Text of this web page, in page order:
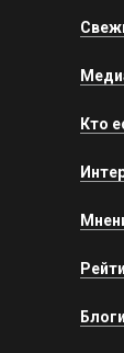
Кто
Блоги